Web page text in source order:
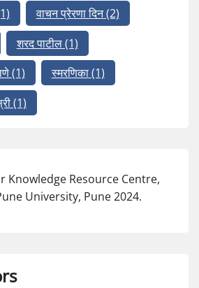
वाचन प्रेरणा दिन(2)
शरद पाटील(1)
(1) स्मरणिका(1)
(1)
Knowledge Resource Centre,
University, Pune 2024.